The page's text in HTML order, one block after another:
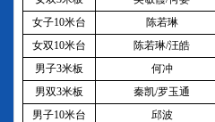
女子10米台
陈若琳
女双10米台
陈若琳/汪皓
男子3米板
何冲
男双3米板
秦凯/罗玉通
男子10米台
邱波